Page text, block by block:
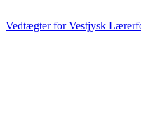
Vedtægter for Vestjysk